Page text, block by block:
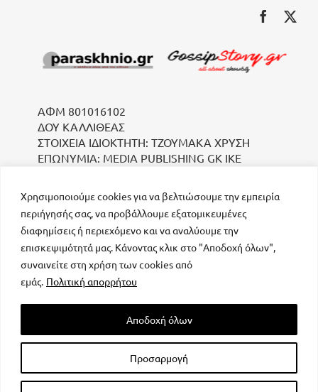
Χρησιμοποιούμε cookies για να βελτιώσουμε την εμπειρία
περιήγησής σας, να προβάλλουμε εξατομικευμένες
διαφημίσεις ή περιεχόμενο και να αναλύουμε την
επισκεψιμότητά μας. Κάνοντας κλικ στο "Αποδοχή όλων",
συναινείτε στη χρήση των cookies από
εμάς. Πολιτική απορρήτου
Προσαρμογή
Αποδοχή όλων
ΑΦΜ 801016102
ΔΟΥ ΚΑΛΛΙΘΕΑΣ
ΣΤΟΙΧΕΙΑ ΙΔΙΟΚΤΗΤΗ: ΤΖΟΥΜΑΚΑ ΧΡΥΣΗ
ΕΠΩΝΥΜΙΑ: MEDIA PUBLISHING GK IKE
μοναδικός αριθμός Μ.Η.Τ. 232223